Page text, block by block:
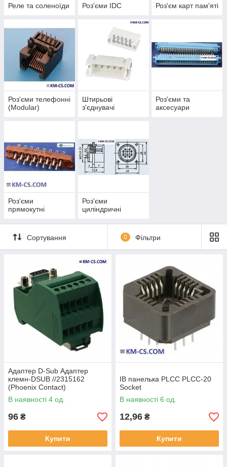
Реле та соленоїди Роз'єми IDC Роз'єм карт пам'яті
Роз'єми телефонні
(Modular)
Штирьові
з'єднувачі
Роз'єми та
аксесуари
Роз'єми
прямокутні
Роз'єми
циліндричні
Сортування 0 Фільтри
Адаптер D-Sub Адаптер
клемн-DSUB //2315162
(Phoenix Contact)
В наявності 4 од.
96 ₴
Купити
ІВ панелька PLCC PLCC-20
Socket
В наявності 6 од.
12,96 ₴
Купити